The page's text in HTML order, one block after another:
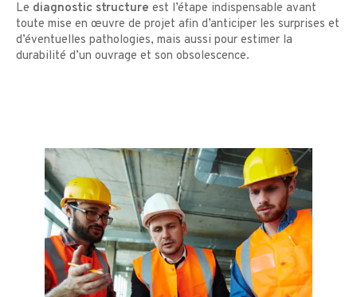
Le diagnostic structure est l’étape indispensable avant
toute mise en œuvre de projet afin d’anticiper les surprises et
d’éventuelles pathologies, mais aussi pour estimer la
durabilité d’un ouvrage et son obsolescence.